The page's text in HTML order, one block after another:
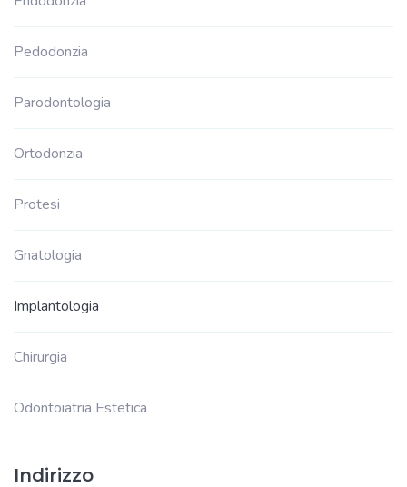
Pedodonzia
Parodontologia
Ortodonzia
Protesi
Gnatologia
Implantologia
Chirurgia
Odontoiatria Estetica
Indirizzo